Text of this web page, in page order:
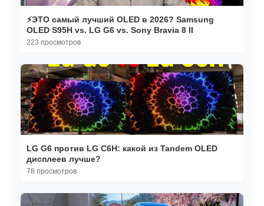
⚡️ЭТО самый лучший OLED в 2026? Samsung
OLED S95H vs. LG G6 vs. Sony Bravia 8 II
223 просмотров
LG G6 против LG C6H: какой из Tandem OLED
дисплеев лучше?
78 просмотров